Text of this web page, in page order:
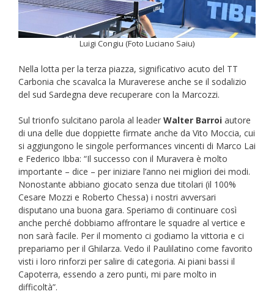
Luigi Congiu (Foto Luciano Saiu)
Nella lotta per la terza piazza, significativo acuto del TT
Carbonia che scavalca la Muraverese anche se il sodalizio
del sud Sardegna deve recuperare con la Marcozzi.
Sul trionfo sulcitano parola al leader Walter Barroi autore
di una delle due doppiette firmate anche da Vito Moccia, cui
si aggiungono le singole performances vincenti di Marco Lai
e Federico Ibba: “Il successo con il Muravera è molto
importante – dice – per iniziare l’anno nei migliori dei modi.
Nonostante abbiano giocato senza due titolari (il 100%
Cesare Mozzi e Roberto Chessa) i nostri avversari
disputano una buona gara. Speriamo di continuare così
anche perché dobbiamo affrontare le squadre al vertice e
non sarà facile. Per il momento ci godiamo la vittoria e ci
prepariamo per il Ghilarza. Vedo il Paulilatino come favorito
visti i loro rinforzi per salire di categoria. Ai piani bassi il
Capoterra, essendo a zero punti, mi pare molto in
difficoltà”.